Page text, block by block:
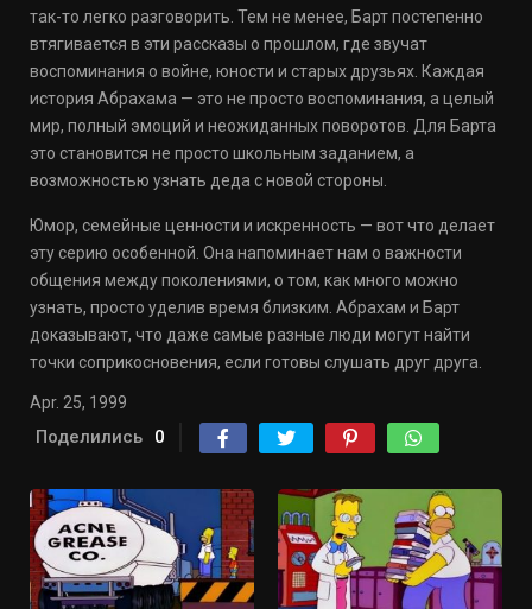
так-то легко разговорить. Тем не менее, Барт постепенно
втягивается в эти рассказы о прошлом, где звучат
воспоминания о войне, юности и старых друзьях. Каждая
история Абрахама — это не просто воспоминания, а целый
мир, полный эмоций и неожиданных поворотов. Для Барта
это становится не просто школьным заданием, а
возможностью узнать деда с новой стороны.
Юмор, семейные ценности и искренность — вот что делает
эту серию особенной. Она напоминает нам о важности
общения между поколениями, о том, как много можно
узнать, просто уделив время близким. Абрахам и Барт
доказывают, что даже самые разные люди могут найти
точки соприкосновения, если готовы слушать друг друга.
Apr. 25, 1999
Поделились 0